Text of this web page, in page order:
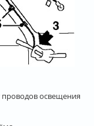
проводов освещения